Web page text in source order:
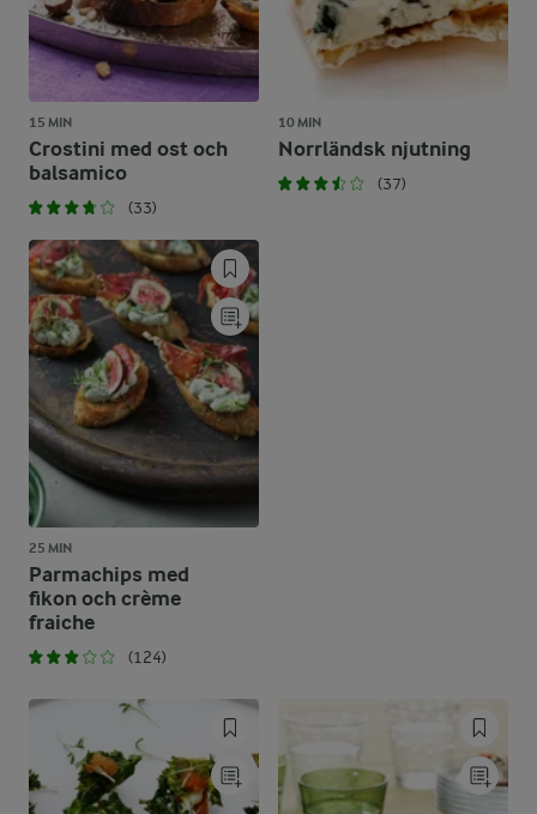
15 MIN
Crostini med ost och
balsamico
(33)
10 MIN
Norrländsk njutning
(37)
25 MIN
Parmachips med
fikon och crème
fraiche
(124)